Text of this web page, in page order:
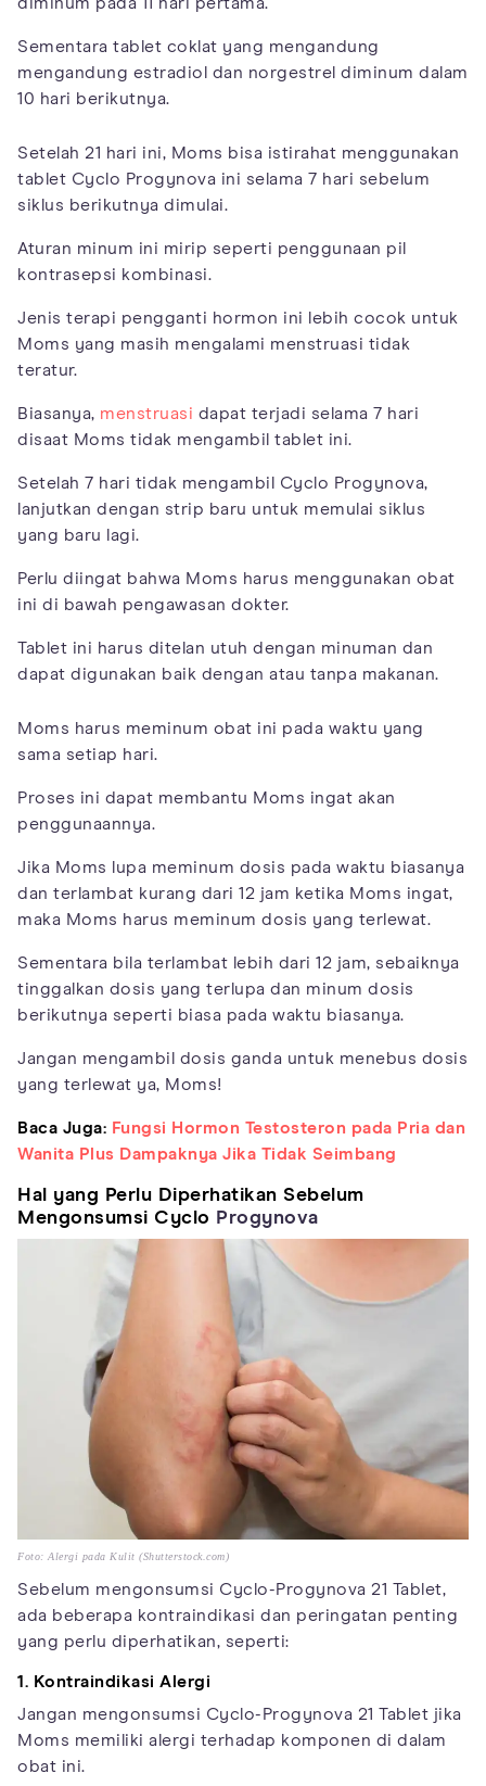
Sementara tablet coklat yang mengandung
mengandung estradiol dan norgestrel diminum dalam
10 hari berikutnya.
Setelah 21 hari ini, Moms bisa istirahat menggunakan
tablet Cyclo Progynova ini selama 7 hari sebelum
siklus berikutnya dimulai.
Aturan minum ini mirip seperti penggunaan pil
kontrasepsi kombinasi.
Jenis terapi pengganti hormon ini lebih cocok untuk
Moms yang masih mengalami menstruasi tidak
teratur.
Biasanya, menstruasi dapat terjadi selama 7 hari
disaat Moms tidak mengambil tablet ini.
Setelah 7 hari tidak mengambil Cyclo Progynova,
lanjutkan dengan strip baru untuk memulai siklus
yang baru lagi.
Perlu diingat bahwa Moms harus menggunakan obat
ini di bawah pengawasan dokter.
Tablet ini harus ditelan utuh dengan minuman dan
dapat digunakan baik dengan atau tanpa makanan.
Moms harus meminum obat ini pada waktu yang
sama setiap hari.
Proses ini dapat membantu Moms ingat akan
penggunaannya.
Jika Moms lupa meminum dosis pada waktu biasanya
dan terlambat kurang dari 12 jam ketika Moms ingat,
maka Moms harus meminum dosis yang terlewat.
Sementara bila terlambat lebih dari 12 jam, sebaiknya
tinggalkan dosis yang terlupa dan minum dosis
berikutnya seperti biasa pada waktu biasanya.
Jangan mengambil dosis ganda untuk menebus dosis
yang terlewat ya, Moms!
Baca Juga: Fungsi Hormon Testosteron pada Pria dan
Wanita Plus Dampaknya Jika Tidak Seimbang
Hal yang Perlu Diperhatikan Sebelum
Mengonsumsi Cyclo Progynova
Foto: Alergi pada Kulit (Shutterstock.com)
Sebelum mengonsumsi Cyclo-Progynova 21 Tablet,
ada beberapa kontraindikasi dan peringatan penting
yang perlu diperhatikan, seperti:
1. Kontraindikasi Alergi
Jangan mengonsumsi Cyclo-Progynova 21 Tablet jika
Moms memiliki alergi terhadap komponen di dalam
obat ini.